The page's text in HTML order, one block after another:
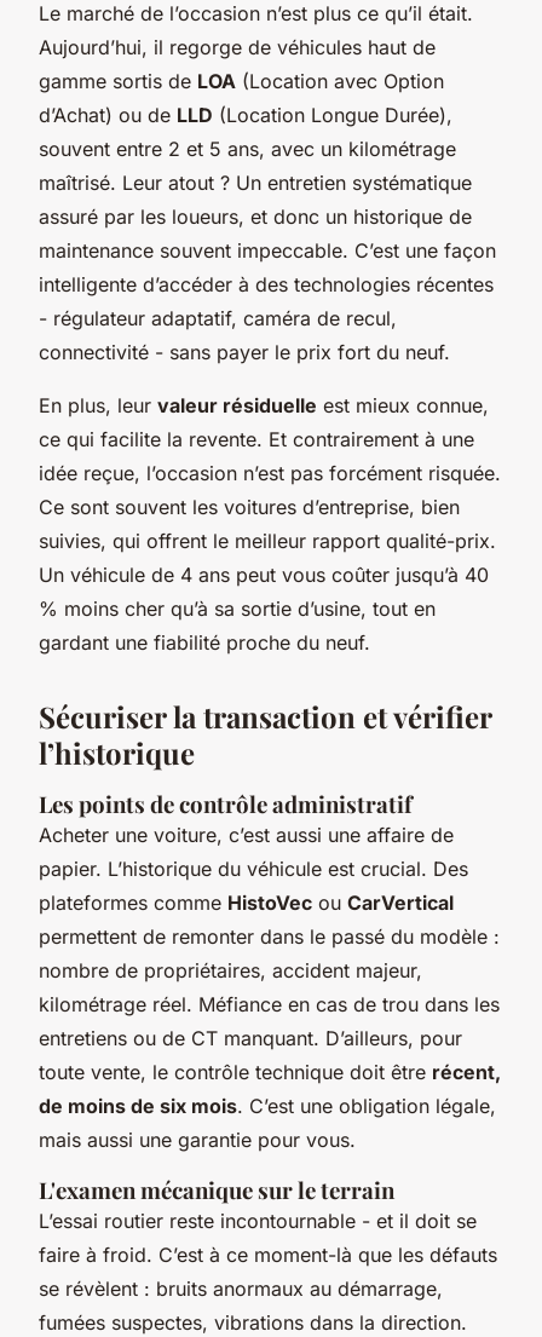
Le marché de l’occasion n’est plus ce qu’il était.
Aujourd’hui, il regorge de véhicules haut de
gamme sortis de LOA (Location avec Option
d’Achat) ou de LLD (Location Longue Durée),
souvent entre 2 et 5 ans, avec un kilométrage
maîtrisé. Leur atout ? Un entretien systématique
assuré par les loueurs, et donc un historique de
maintenance souvent impeccable. C’est une façon
intelligente d’accéder à des technologies récentes
- régulateur adaptatif, caméra de recul,
connectivité - sans payer le prix fort du neuf.
En plus, leur valeur résiduelle est mieux connue,
ce qui facilite la revente. Et contrairement à une
idée reçue, l’occasion n’est pas forcément risquée.
Ce sont souvent les voitures d’entreprise, bien
suivies, qui offrent le meilleur rapport qualité-prix.
Un véhicule de 4 ans peut vous coûter jusqu’à 40
% moins cher qu’à sa sortie d’usine, tout en
gardant une fiabilité proche du neuf.
Sécuriser la transaction et vérifier
l’historique
Les points de contrôle administratif
Acheter une voiture, c’est aussi une affaire de
papier. L’historique du véhicule est crucial. Des
plateformes comme HistoVec ou CarVertical
permettent de remonter dans le passé du modèle :
nombre de propriétaires, accident majeur,
kilométrage réel. Méfiance en cas de trou dans les
entretiens ou de CT manquant. D’ailleurs, pour
toute vente, le contrôle technique doit être récent,
de moins de six mois. C’est une obligation légale,
mais aussi une garantie pour vous.
L'examen mécanique sur le terrain
L’essai routier reste incontournable - et il doit se
faire à froid. C’est à ce moment-là que les défauts
se révèlent : bruits anormaux au démarrage,
fumées suspectes, vibrations dans la direction.